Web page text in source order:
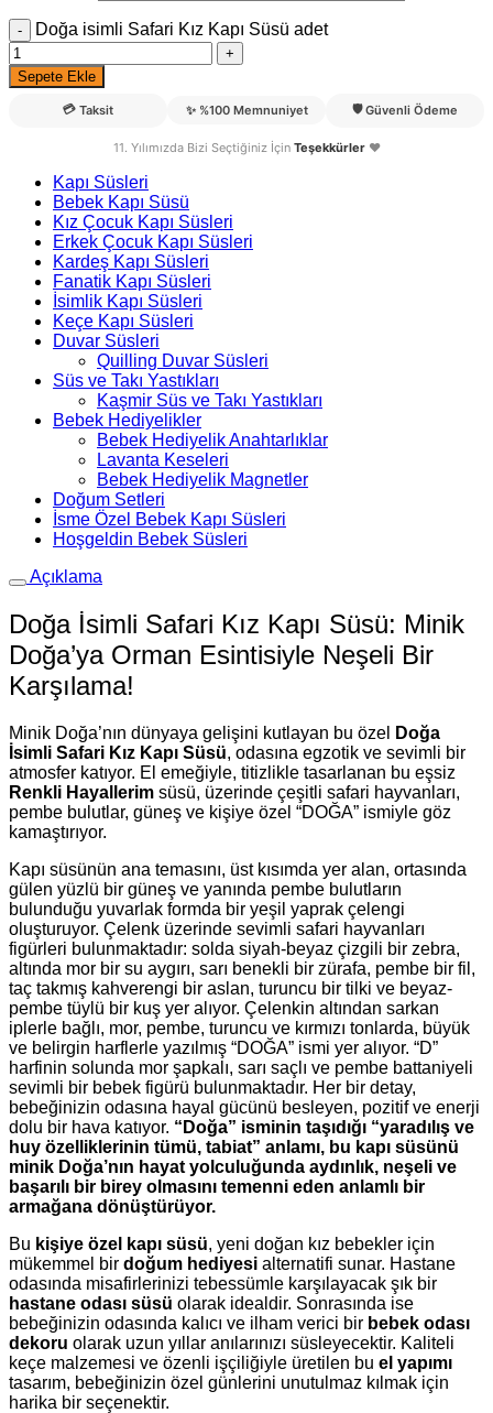
Doğa isimli Safari Kız Kapı Süsü adet
Sepete Ekle
💳 Taksit ✨ %100 Memnuniyet 🛡️ Güvenli Ödeme
11. Yılımızda Bizi Seçtiğiniz İçin Teşekkürler❤️
Kapı Süsleri
Bebek Kapı Süsü
Kız Çocuk Kapı Süsleri
Erkek Çocuk Kapı Süsleri
Kardeş Kapı Süsleri
Fanatik Kapı Süsleri
İsimlik Kapı Süsleri
Keçe Kapı Süsleri
Duvar Süsleri
Quilling Duvar Süsleri
Süs ve Takı Yastıkları
Kaşmir Süs ve Takı Yastıkları
Bebek Hediyelikler
Bebek Hediyelik Anahtarlıklar
Lavanta Keseleri
Bebek Hediyelik Magnetler
Doğum Setleri
İsme Özel Bebek Kapı Süsleri
Hoşgeldin Bebek Süsleri
Açıklama
Doğa İsimli Safari Kız Kapı Süsü: Minik
Doğa’ya Orman Esintisiyle Neşeli Bir
Karşılama!
Minik Doğa’nın dünyaya gelişini kutlayan bu özel
Doğa
İsimli Safari Kız Kapı Süsü, odasına egzotik ve sevimli bir
atmosfer katıyor. El emeğiyle, titizlikle tasarlanan bu eşsiz
Renkli Hayallerim süsü, üzerinde çeşitli safari hayvanları,
pembe bulutlar, güneş ve kişiye özel “DOĞA” ismiyle göz
kamaştırıyor.
Kapı süsünün ana temasını, üst kısımda yer alan, ortasında
gülen yüzlü bir güneş ve yanında pembe bulutların
bulunduğu yuvarlak formda bir yeşil yaprak çelengi
oluşturuyor. Çelenk üzerinde sevimli safari hayvanları
figürleri bulunmaktadır: solda siyah-beyaz çizgili bir zebra,
altında mor bir su aygırı, sarı benekli bir zürafa, pembe bir fil,
taç takmış kahverengi bir aslan, turuncu bir tilki ve beyaz-
pembe tüylü bir kuş yer alıyor. Çelenkin altından sarkan
iplerle bağlı, mor, pembe, turuncu ve kırmızı tonlarda, büyük
ve belirgin harflerle yazılmış “DOĞA” ismi yer alıyor. “D”
harfinin solunda mor şapkalı, sarı saçlı ve pembe battaniyeli
sevimli bir bebek figürü bulunmaktadır. Her bir detay,
bebeğinizin odasına hayal gücünü besleyen, pozitif ve enerji
dolu bir hava katıyor. “Doğa” isminin taşıdığı “yaradılış ve
huy özelliklerinin tümü, tabiat” anlamı, bu kapı süsünü
minik Doğa’nın hayat yolculuğunda aydınlık, neşeli ve
başarılı bir birey olmasını temenni eden anlamlı bir
armağana dönüştürüyor.
Bu kişiye özel kapı süsü, yeni doğan kız bebekler için
mükemmel bir doğum hediyesi alternatifi sunar. Hastane
odasında misafirlerinizi tebessümle karşılayacak şık bir
hastane odası süsü olarak idealdir. Sonrasında ise
bebeğinizin odasında kalıcı ve ilham verici bir bebek odası
dekoru olarak uzun yıllar anılarınızı süsleyecektir. Kaliteli
keçe malzemesi ve özenli işçiliğiyle üretilen bu el yapımı
tasarım, bebeğinizin özel günlerini unutulmaz kılmak için
harika bir seçenektir.